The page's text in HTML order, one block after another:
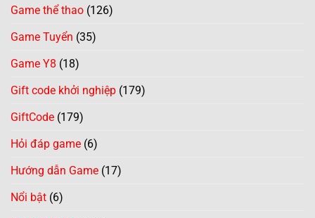
Game thể thao (126)
Game Tuyển (35)
Game Y8 (18)
Gift code khởi nghiệp (179)
GiftCode (179)
Hỏi đáp game (6)
Hướng dẫn Game (17)
Nổi bật (6)